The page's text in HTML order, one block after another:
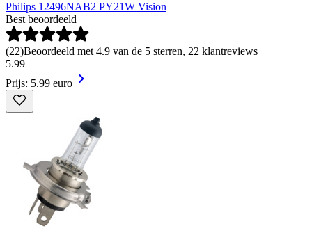
Philips 12496NAB2 PY21W Vision
Best beoordeeld
(22)Beoordeeld met 4.9 van de 5 sterren, 22 klantreviews
5.99
Prijs: 5.99 euro